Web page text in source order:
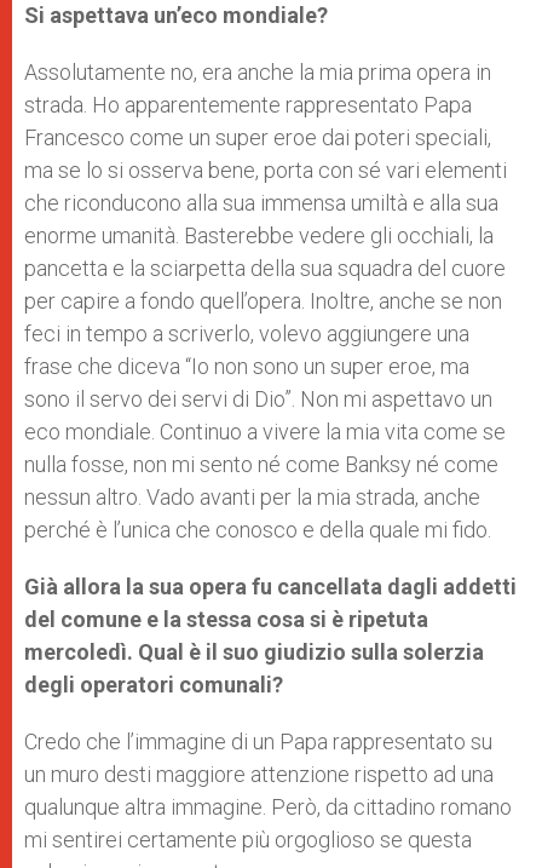
Si aspettava un’eco mondiale?
Assolutamente no, era anche la mia prima opera in
strada. Ho apparentemente rappresentato Papa
Francesco come un super eroe dai poteri speciali,
ma se lo si osserva bene, porta con sé vari elementi
che riconducono alla sua immensa umiltà e alla sua
enorme umanità. Basterebbe vedere gli occhiali, la
pancetta e la sciarpetta della sua squadra del cuore
per capire a fondo quell’opera. Inoltre, anche se non
feci in tempo a scriverlo, volevo aggiungere una
frase che diceva “Io non sono un super eroe, ma
sono il servo dei servi di Dio”. Non mi aspettavo un
eco mondiale. Continuo a vivere la mia vita come se
nulla fosse, non mi sento né come Banksy né come
nessun altro. Vado avanti per la mia strada, anche
perché è l’unica che conosco e della quale mi fido.
Già allora la sua opera fu cancellata dagli addetti
del comune e la stessa cosa si è ripetuta
mercoledì. Qual è il suo giudizio sulla solerzia
degli operatori comunali?
Credo che l’immagine di un Papa rappresentato su
un muro desti maggiore attenzione rispetto ad una
qualunque altra immagine. Però, da cittadino romano
mi sentirei certamente più orgoglioso se questa